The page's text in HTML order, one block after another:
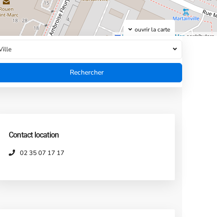
Leaflet OpenStreetMap contributors
ouvrir la carte
Contact location
02 35 07 17 17